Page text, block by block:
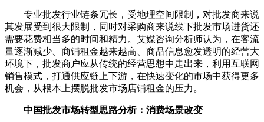
专业批发行业链条冗长，受地理空间限制，对批发商来说
其发展受到很大限制，同时对采购商来说线下批发市场进货还
需要花费相当多的时间和精力。艾媒咨询分析师认为，在客流
量逐渐减少、商铺租金越来越高、商品信息愈发透明的经营大
环境下，批发商户应从传统的经营思想中走出来，利用互联网
销售模式，打通供应链上下游，在快速变化的市场中获得更多
机会，从根本上摆脱批发市场店铺租金的压力。
中国批发市场转型思路分析：消费场景改变